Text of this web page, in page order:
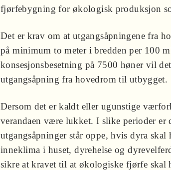
fjørfebygning for økologisk produksjon
Det er krav om at utgangsåpningene fra
på minimum to meter i bredden per 100
konsesjonsbesetning på 7500 høner vil
utgangsåpning fra hovedrom til utbygget.
Dersom det er kaldt eller ugunstige
verandaen være lukket. I slike perioder er
utgangsåpninger står oppe, hvis dyra
inneklima i huset, dyrehelse og
sikre at kravet til at økologiske fjørfe skal